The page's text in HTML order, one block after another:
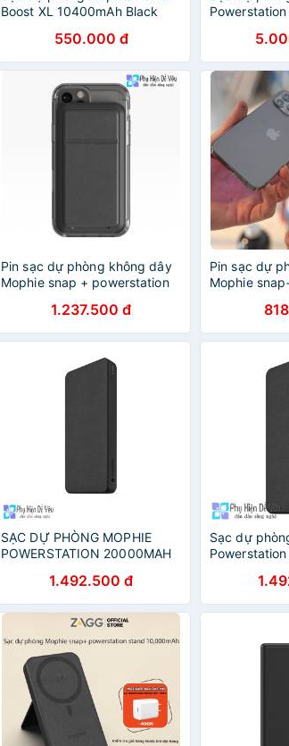
Boost XL 10400mAh Black
550.000 đ
Pin sạc dự phòng không dây
Mophie snap + powerstation
HÃNG PHÂN PHỐI VN, BẢO
HÀNH 24 THÁNG]
1.237.500 đ
Pin sạc dự
Mophie
PHÂN PHỐI
24 THÁNG]
SẠC DỰ PHÒNG MOPHIE
POWERSTATION 20000MAH
1.492.500 đ
Sạc dự